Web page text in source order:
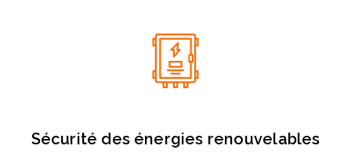
Sécurité des énergies renouvelables